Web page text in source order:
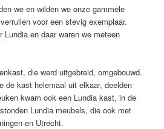
we en wilden we onze gammele
voor een stevig exemplaar.
Lundia en daar waren we meteen
die werd uitgebreid, omgebouwd.
de kast helemaal uit elkaar, deelden
kwam ook een Lundia kast, in de
Lundia meubels, die ook met
en Utrecht.